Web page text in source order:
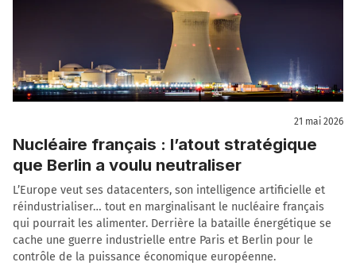
21 mai 2026
Nucléaire français : l’atout stratégique
que Berlin a voulu neutraliser
L’Europe veut ses datacenters, son intelligence artificielle et
réindustrialiser… tout en marginalisant le nucléaire français
qui pourrait les alimenter. Derrière la bataille énergétique se
cache une guerre industrielle entre Paris et Berlin pour le
contrôle de la puissance économique européenne.